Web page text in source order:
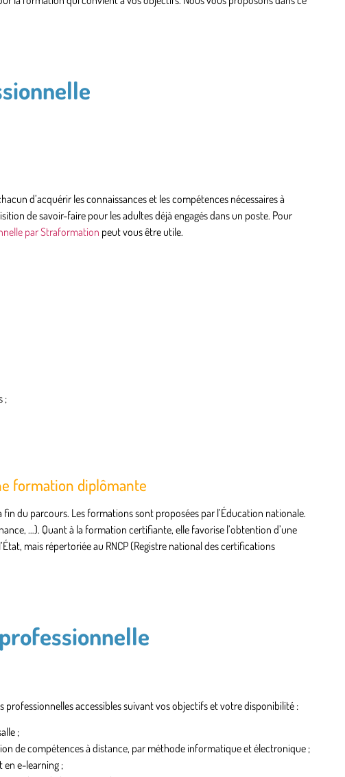
d’acquérir les connaissances et les compétences nécessaires à
de savoir-faire pour les adultes déjà engagés dans un poste. Pour
par Straformation peut vous être utile.
;
formation diplômante
fin du parcours. Les formations sont proposées par l’Éducation nationale.
…). Quant à la formation certifiante, elle favorise l’obtention d’une
mais répertoriée au RNCP (Registre national des certifications
accessibles suivant vos objectifs et votre disponibilité :
;
de compétences à distance, par méthode informatique et électronique ;
en e-learning ;